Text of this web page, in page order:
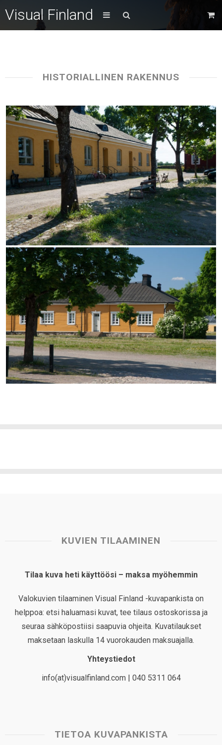
Visual Finland
HISTORIALLINEN RAKENNUS
KUVIEN TILAAMINEN
Tilaa kuva heti käyttöösi – maksa myöhemmin
Valokuvien tilaaminen Visual Finland -kuvapankista on
helppoa: etsi haluamasi kuvat, tee tilaus ostoskorissa ja
seuraa sähköpostiisi saapuvia ohjeita. Kuvatilaukset
maksetaan laskulla 14 vuorokauden maksuajalla.
Yhteystiedot
info(at)visualfinland.com | 040 5311 064
TIETOA KUVAPANKISTA